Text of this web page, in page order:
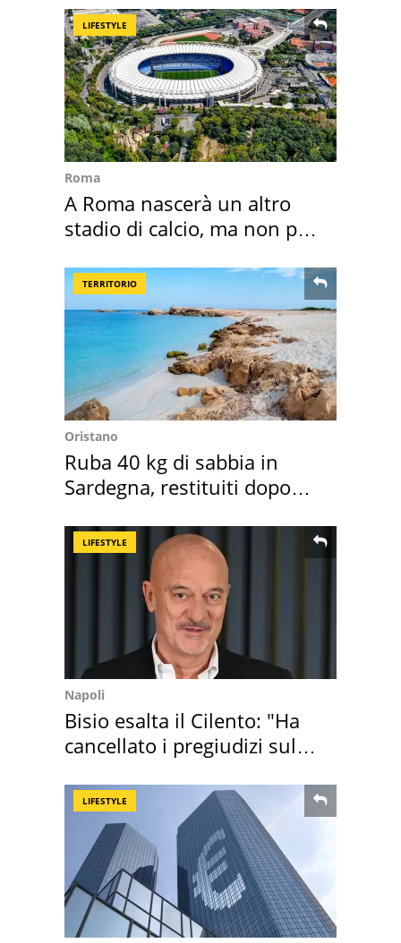
LIFESTYLE
Roma
A Roma nascerà un altro
stadio di calcio, ma non per
TERRITORIO
Oristano
Ruba 40 kg di sabbia in
Sardegna, restituiti dopo
LIFESTYLE
Napoli
Bisio esalta il Cilento: "Ha
cancellato i pregiudizi sul
LIFESTYLE